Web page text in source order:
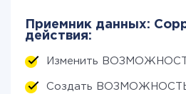
Приемник данных:
действия:
Изменить
Создать